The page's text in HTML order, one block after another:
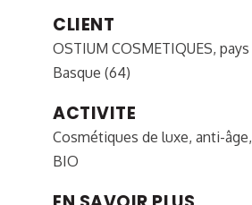
CLIENT
OSTIUM COSMETIQUES, pays
Basque (64)
ACTIVITE
Cosmétiques de luxe, anti-âge,
BIO